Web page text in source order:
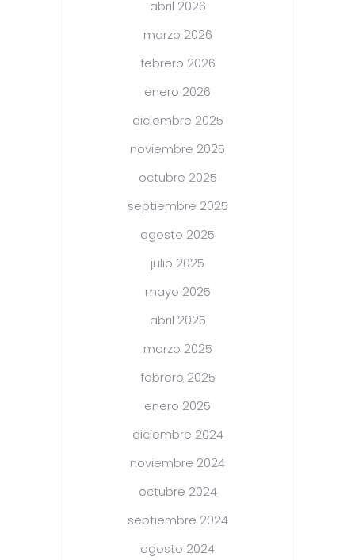
abril 2026
marzo 2026
febrero 2026
enero 2026
diciembre 2025
noviembre 2025
octubre 2025
septiembre 2025
agosto 2025
julio 2025
mayo 2025
abril 2025
marzo 2025
febrero 2025
enero 2025
diciembre 2024
noviembre 2024
octubre 2024
septiembre 2024
agosto 2024